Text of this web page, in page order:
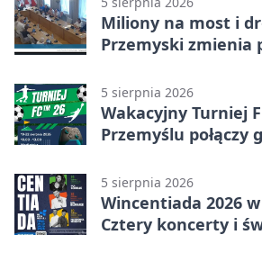
Miliony na most i
Przemyski zmienia
5 sierpnia 2026
Wakacyjny Turniej
Przemyślu połączy
5 sierpnia 2026
Wincentiada 2026
Cztery koncerty i